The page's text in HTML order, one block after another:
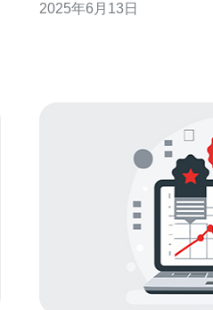
亚服务器是一个人气较高
2025年6月13日